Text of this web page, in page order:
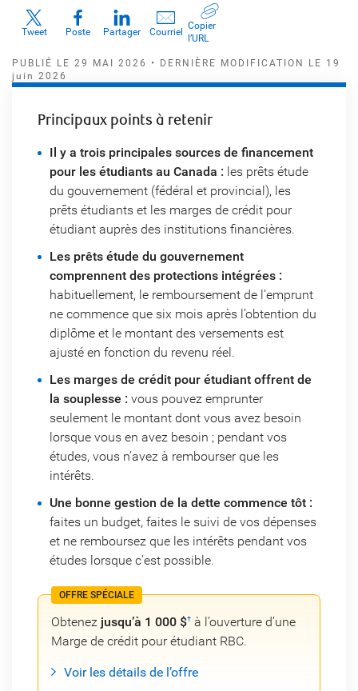
Tweet Poste Partager Courriel
Copier
l’URL
PUBLIÉ LE 29 MAI 2026 • DERNIÈRE MODIFICATION LE 19
juin 2026
Principaux points à retenir
Il y a trois principales sources de financement
pour les étudiants au Canada : les prêts étude
du gouvernement (fédéral et provincial), les
prêts étudiants et les marges de crédit pour
étudiant auprès des institutions financières.
Les prêts étude du gouvernement
comprennent des protections intégrées :
habituellement, le remboursement de l’emprunt
ne commence que six mois après l’obtention du
diplôme et le montant des versements est
ajusté en fonction du revenu réel.
Les marges de crédit pour étudiant offrent de
la souplesse : vous pouvez emprunter
seulement le montant dont vous avez besoin
lorsque vous en avez besoin ; pendant vos
études, vous n’avez à rembourser que les
intérêts.
Une bonne gestion de la dette commence tôt :
faites un budget, faites le suivi de vos dépenses
et ne remboursez que les intérêts pendant vos
études lorsque c’est possible.
OFFRE SPÉCIALE
Obtenez jusqu’à 1 000 $† à l’ouverture d’une
Marge de crédit pour étudiant RBC.
Voir les détails de l’offre